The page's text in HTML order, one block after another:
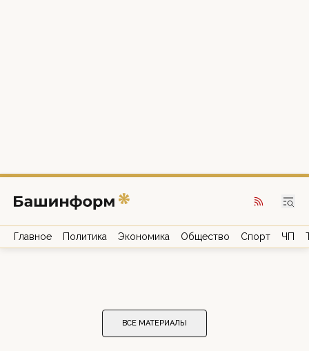
Главное Политика Экономика Общество Спорт ЧП
ВСЕ МАТЕРИАЛЫ